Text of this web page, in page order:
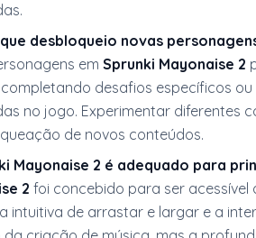
desbloqueio novas
em Sprunki Mayonaise 2
desafios específicos
no jogo. Experimentar diferentes
de novos conteúdos.
Mayonaise 2 é adequado para
2 foi concebido para ser acessível
intuitiva de arrastar e largar e a